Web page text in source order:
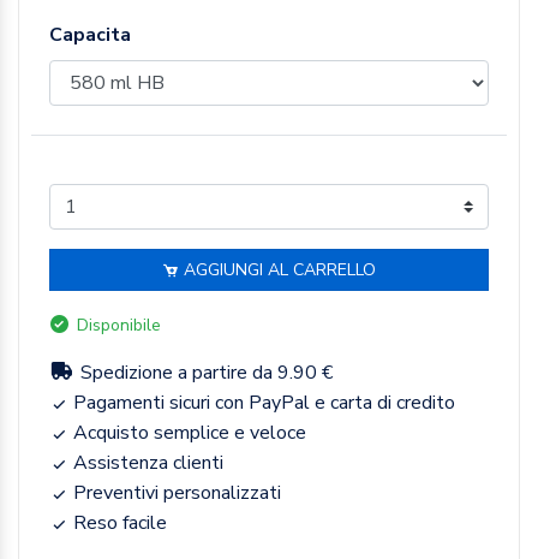
Capacita
AGGIUNGI AL CARRELLO
Disponibile
Spedizione a partire da 9.90 €
Pagamenti sicuri con PayPal e carta di credito
Acquisto semplice e veloce
Assistenza clienti
Preventivi personalizzati
Reso facile